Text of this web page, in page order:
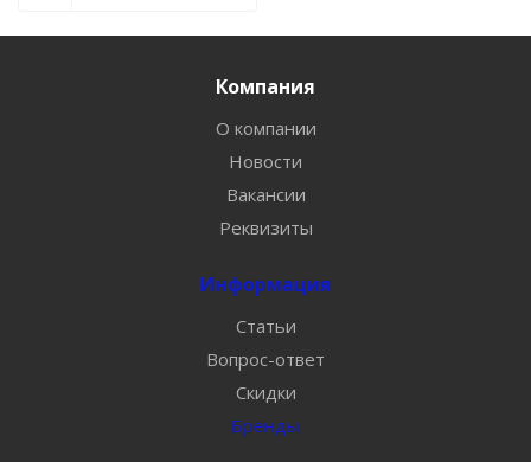
Компания
О компании
Новости
Вакансии
Реквизиты
Информация
Статьи
Вопрос-ответ
Скидки
Бренды